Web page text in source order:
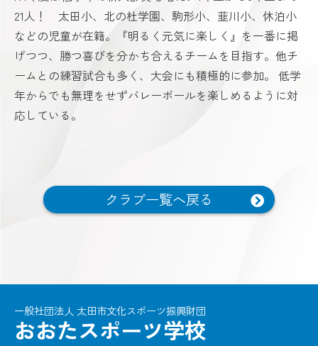
21人！ 太田小、北の杜学園、駒形小、韮川小、休泊小
などの児童が在籍。『明るく元気に楽しく』を一番に掲
げつつ、勝つ喜びを分かち合えるチームを目指す。他チ
ームとの練習試合も多く、大会にも積極的に参加。 低学
年からでも無理をせずバレーボールを楽しめるように対
応している。
クラブ一覧へ戻る
一般社団法人 太田市文化スポーツ振興財団
おおたスポーツ学校